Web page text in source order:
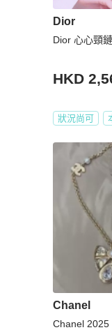
Dior
Dior 心心頸
HKD
狀況尚可
Chanel
Chanel 2025